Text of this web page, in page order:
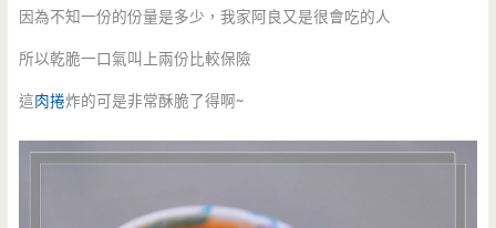
因為不知一份的份量是多少，我家阿良又是很會吃的人
所以乾脆一口氣叫上兩份比較保險
這肉捲炸的可是非常酥脆了得啊~